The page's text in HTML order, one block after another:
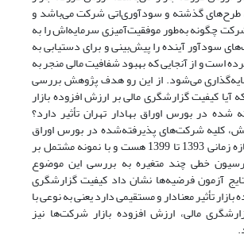
گذشته و سودآوری‌اتی شرکت می‌باشد و
چگونه به‌طور موفقیت‌آمیزی سرمایه‌اش را به
سودآور آینده را پیش‌بینی و برای دستیابی به
است و از آنجایی که بهبود شفافیت مالی منجر به
می‌شود. از این رو هدف پژوهش بررسی
کیفیت گزارشگری مالی بر ارزش افزوده بازار
در بورس اوراق بهادار تهران تأثیر دارد؟
کلیه شرکت‌های پذیرفته‌شده در بورس اوراق
بهادار تهران بین بازه زمانی 1393 تا 1399 هست و با نمونه مشتمل بر
خطی چند متغیره به بررسی این موضوع
آزمون فرضیه‌ها نشان داد کیفیت گزارشگری
تأثیر معنادار و مستقیمی دارد یعنی به نوعی با
مالی، ارزش افزوده بازار شرکت‌ها نیز